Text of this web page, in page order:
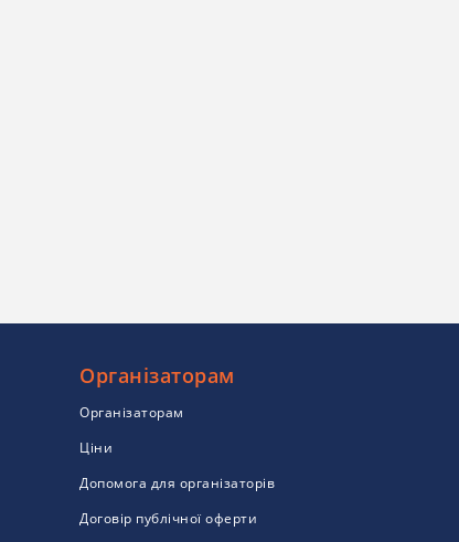
Організаторам
Організаторам
Ціни
Допомога для організаторів
Договір публічної оферти